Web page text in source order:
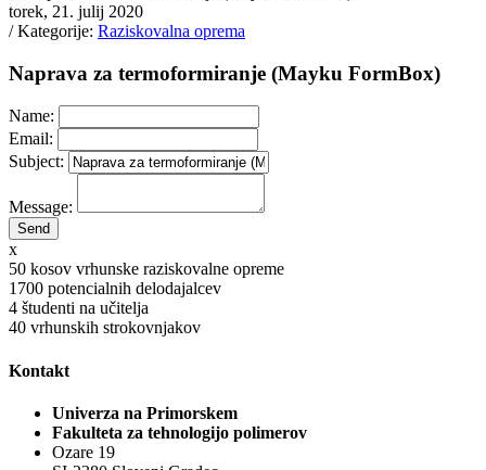
torek, 21. julij 2020
/ Kategorije: Raziskovalna oprema
Naprava za termoformiranje (Mayku FormBox)
Name:
Email:
Subject:
Message:
x
50 kosov vrhunske raziskovalne opreme
1700 potencialnih delodajalcev
4 študenti na učitelja
40 vrhunskih strokovnjakov
Kontakt
Univerza na Primorskem
Fakulteta za tehnologijo polimerov
Ozare 19